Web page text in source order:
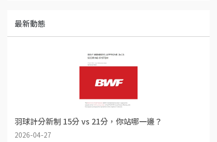
最新動態
羽球計分新制 15分 vs 21分，你站哪一邊？
2026-04-27